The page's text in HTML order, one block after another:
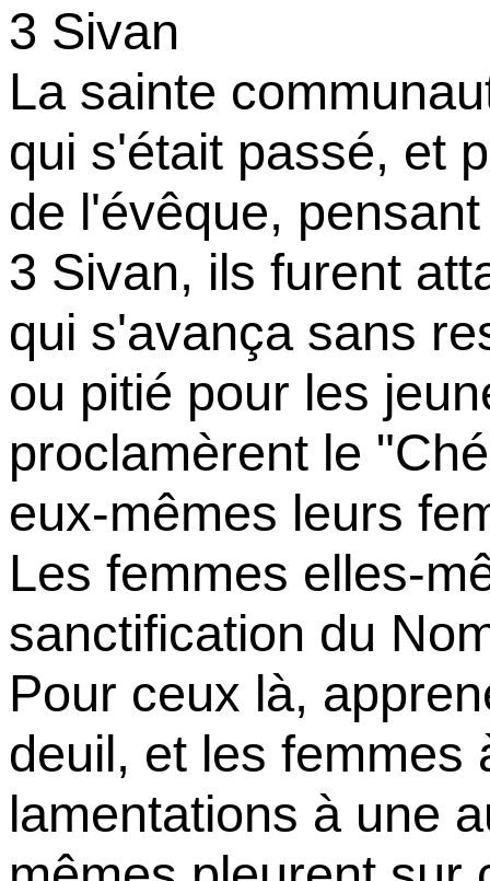
3 Sivan
La sainte
qui s'était passé, et
de l'évêque,
3 Sivan, ils furent
qui s'avança sans
ou pitié pour les
proclamèrent le
eux-mêmes leurs
Les femmes elles-
sanctification du
Pour ceux là,
deuil, et les femmes
lamentations à une